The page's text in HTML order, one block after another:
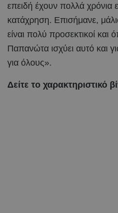
επειδή έχουν πολλά χρόνια
κατάχρηση. Επισήμανε,
είναι πολύ προσεκτικοί και
Παπανώτα ισχύει αυτό και
για όλους».
Δείτε το χαρακτηριστικό